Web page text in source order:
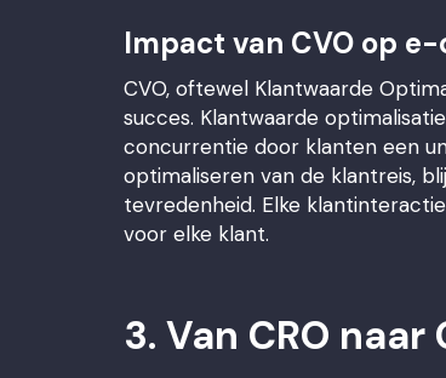
Impact van CVO op
CVO, oftewel Klantwaarde
succes. Klantwaarde
concurrentie door klanten een
optimaliseren van de klantreis,
tevredenheid. Elke
voor elke klant.
3. Van CRO naar